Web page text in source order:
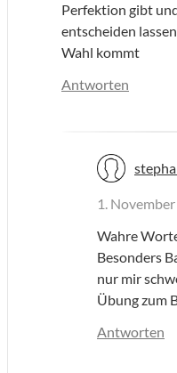
Perfektion gibt
entscheiden
Wahl kommt
Antworten
1.
Wahre
Besonders
nur mir
Übung zum
Antworten